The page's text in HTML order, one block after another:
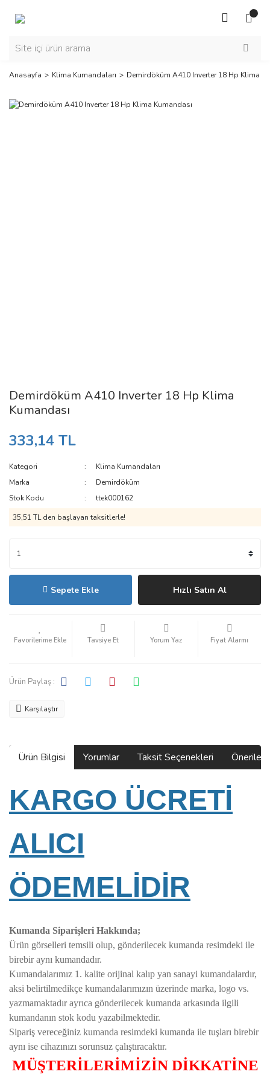
Anasayfa Klima Kumandaları Demirdöküm A410 Inverter 18 Hp Klima
Demirdöküm A410 Inverter 18 Hp Klima
Kumandası
333,14 TL
Kategori
Klima Kumandaları
Marka
Demirdöküm
Stok Kodu
ttek000162
35,51 TL den başlayan taksitlerle!
Sepete Ekle Hızlı Satın Al
Tavsiye Et Yorum Yaz Fiyat Alarmı
Ürün Paylaş :
Karşılaştır
Ürün Bilgisi Yorumlar Taksit Seçenekleri
KARGO ÜCRETİ
ALICI
ÖDEMELİDİR
Kumanda Siparişleri Hakkında;
Ürün görselleri temsili olup, gönderilecek kumanda resimdeki ile
birebir aynı kumandadır.
Kumandalarımız 1. kalite orijinal kalıp yan sanayi kumandalardır,
aksi belirtilmedikçe kumandalarımızın üzerinde marka, logo vs.
yazmamaktadır ayrıca gönderilecek kumanda arkasında ilgili
kumandanın stok kodu yazabilmektedir.
Sipariş vereceğiniz kumanda resimdeki kumanda ile tuşları birebir
aynı ise cihazınızı sorunsuz çalıştıracaktır.
MÜŞTERİLERİMİZİN DİKKATİNE